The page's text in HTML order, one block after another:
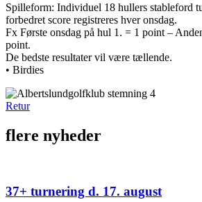
Spilleform: Individuel 18 hullers stableford
forbedret score registreres hver onsdag.
Fx Første onsdag på hul 1. = 1 point –
point.
De bedste resultater vil være tællende.
• Birdies
Retur
flere nyheder
37+ turnering d. 17. august